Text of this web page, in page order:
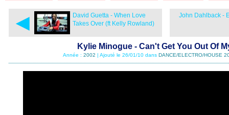
◄
David Guetta - When Love
Takes Over (ft Kelly Rowland)
John Dahlback -
Kylie Minogue - Can't Get You Out Of
Année : 2002 | Ajouté le 26/01/10 dans DANCE/ELECTRO/HOUSE